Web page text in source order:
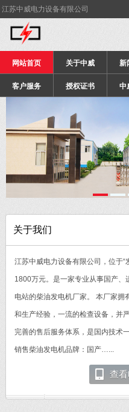
江苏中威电力设备有限公司
网站首页 关于中威 新
客户服务 授权证书 中
关于我们
江苏中威电力设备有限公司，位于
1800万元。是一家专业从事国产、
电站的柴油发电机厂家。 本厂家
和生产经验，一流的检查设备，并
完善的售后服务体系，是国内技术
销售柴油发电机品牌：国产…...
查